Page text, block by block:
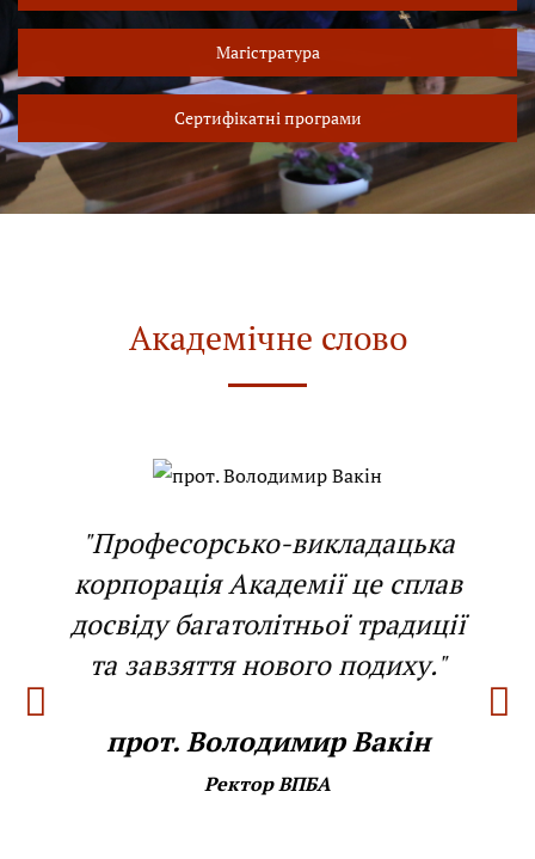
Магістратура
Сертифікатні програми
Академічне слово
"Професорсько-викладацька
корпорація Академії це сплав
досвіду багатолітньої традиції
та завзяття нового подиху."
прот. Володимир Вакін
Ректор ВПБА